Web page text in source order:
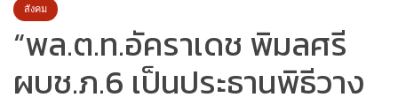
สังคม
“พล.ต.ท.อัคราเดช พิมลศรี
ผบช.ภ.6 เป็นประธานพิธีวาง